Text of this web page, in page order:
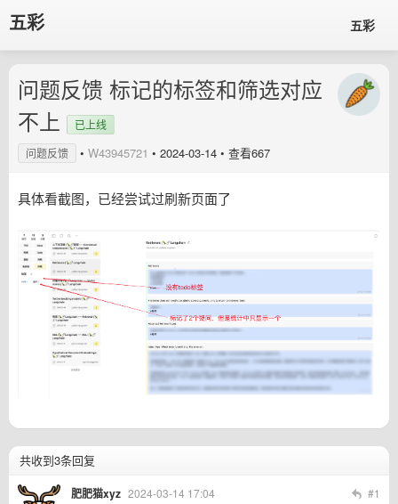
五彩 五彩
问题反馈 标记的标签和筛选对应
不上
已上线
问题反馈
• W43945721 • 2024-03-14 • 查看667
具体看截图，已经尝试过刷新页面了
共收到3条回复
肥肥猫xyz 2024-03-14 17:04 #1